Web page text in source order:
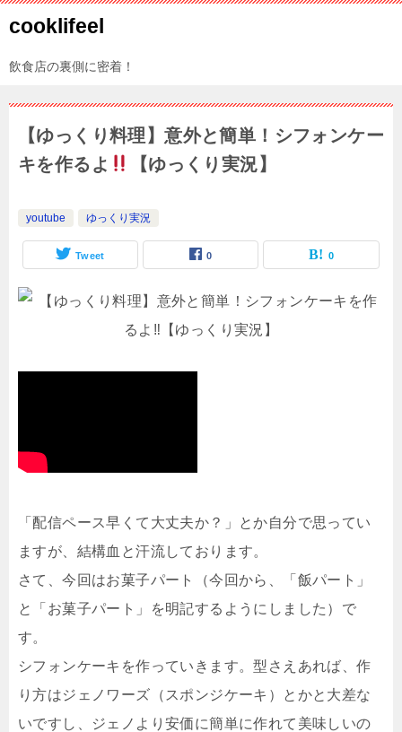
cooklifeel
飲食店の裏側に密着！
【ゆっくり料理】意外と簡単！シフォンケー
キを作るよ
【ゆっくり実況】
youtube ゆっくり実況
Tweet 0 0
「配信ペース早くて大丈夫か？」とか自分で思ってい
ますが、結構血と汗流しております。
さて、今回はお菓子パート（今回から、「飯パート」
と「お菓子パート」を明記するようにしました）で
す。
シフォンケーキを作っていきます。型さえあれば、作
り方はジェノワーズ（スポンジケーキ）とかと大差な
いですし、ジェノより安価に簡単に作れて美味しいの